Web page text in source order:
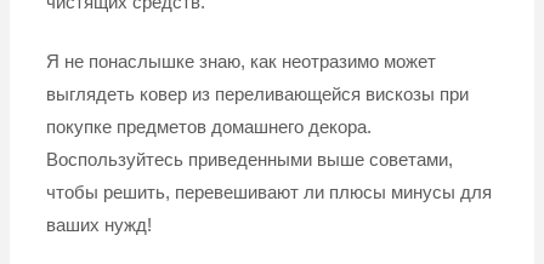
Я не понаслышке знаю, как неотразимо может
выглядеть ковер из переливающейся вискозы при
покупке предметов домашнего декора.
Воспользуйтесь приведенными выше советами,
чтобы решить, перевешивают ли плюсы минусы для
ваших нужд!